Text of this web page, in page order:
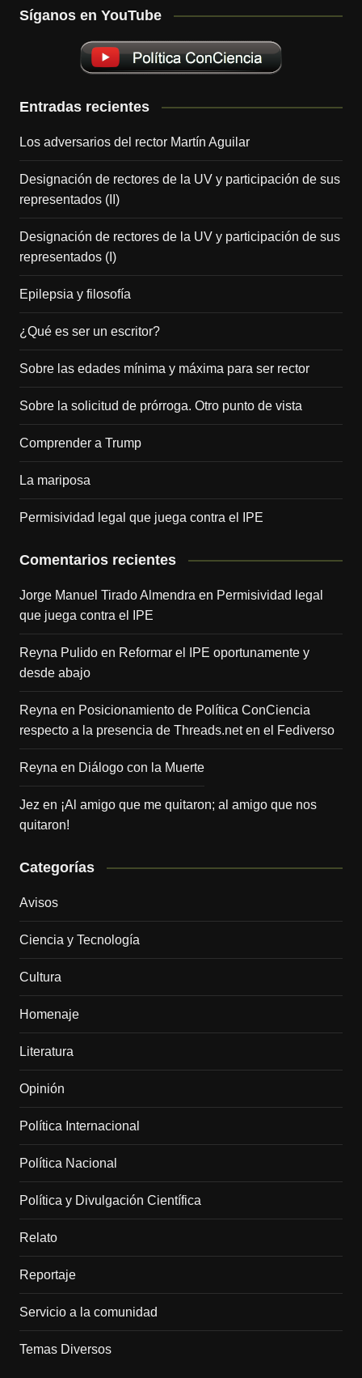
Síganos en YouTube
Entradas recientes
Los adversarios del rector Martín Aguilar
Designación de rectores de la UV y participación de sus
representados (II)
Designación de rectores de la UV y participación de sus
representados (I)
Epilepsia y filosofía
¿Qué es ser un escritor?
Sobre las edades mínima y máxima para ser rector
Sobre la solicitud de prórroga. Otro punto de vista
Comprender a Trump
La mariposa
Permisividad legal que juega contra el IPE
Comentarios recientes
Jorge Manuel Tirado Almendra en Permisividad legal
que juega contra el IPE
Reyna Pulidoen Reformar el IPE oportunamente y
desde abajo
Reyna en Posicionamiento de Política ConCiencia
respecto a la presencia de Threads.net en el Fediverso
Reyna en Diálogo con la Muerte
Jez en ¡Al amigo que me quitaron; al amigo que nos
quitaron!
Categorías
Avisos
Ciencia y Tecnología
Cultura
Homenaje
Literatura
Opinión
Política Internacional
Política Nacional
Política y Divulgación Científica
Relato
Reportaje
Servicio a la comunidad
Temas Diversos